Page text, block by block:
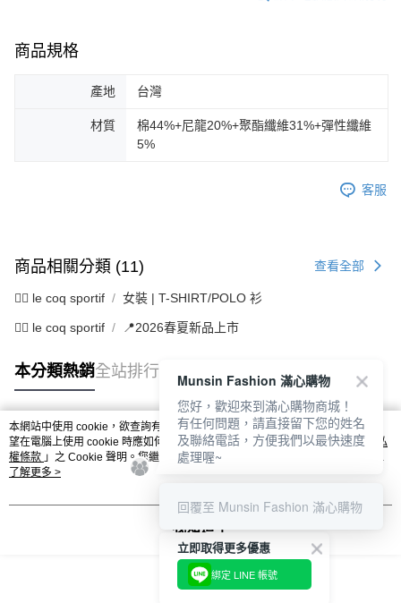
商品規格
產地 台灣
材質
棉44%+尼龍20%+聚酯纖維31%+彈性纖維
5%
客服
商品相關分類 (11) 查看全部
🚴‍♂️ le coq sportif 女裝 | T-SHIRT/POLO 衫
🚴‍♂️ le coq sportif 📍2026春夏新品上市
本分類熱銷全站排行
熱門標籤
本網站中使用 cookie，欲查詢有關本網站使用 cookie 方式之詳情，及若您不希
望在電腦上使用 cookie 時應如何變更電腦的 cookie 設定，請參閱本網站「
隱私
權條款 」之 Cookie 聲明。您繼續使用本網站即表示您同意本公司得按本網站使
用條款之 Cookie 聲明使用 cookie。
了解更多 >
我知道了
立即取得更多優惠
綁定 LINE 帳號
Munsin Fashion 滿心購物
您好，歡迎來到滿心購物商城！
有任何問題，請直接留下您的姓名
及聯絡電話，方便我們以最快速度
處理喔~
回覆至 Munsin Fashion 滿心購物